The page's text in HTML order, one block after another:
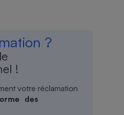
?
!
votre réclamation
des